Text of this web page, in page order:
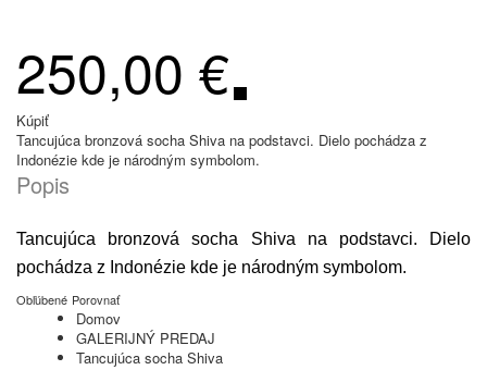
250,00 €
Kúpiť
Tancujúca bronzová socha Shiva na podstavci. Dielo pochádza z
Indonézie kde je národným symbolom.
Popis
Tancujúca bronzová socha Shiva na podstavci. Dielo
pochádza z Indonézie kde je národným symbolom.
Obľúbené Porovnať
Domov
GALERIJNÝ PREDAJ
Tancujúca socha Shiva